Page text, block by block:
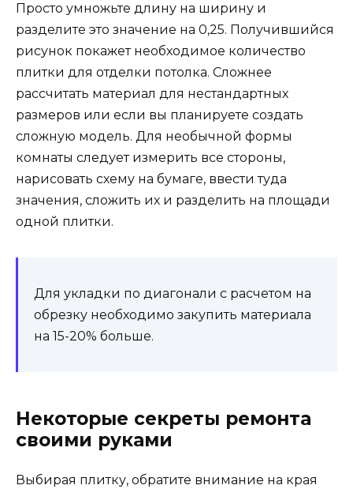
Просто умножьте длину на ширину и
разделите это значение на 0,25. Получившийся
рисунок покажет необходимое количество
плитки для отделки потолка. Сложнее
рассчитать материал для нестандартных
размеров или если вы планируете создать
сложную модель. Для необычной формы
комнаты следует измерить все стороны,
нарисовать схему на бумаге, ввести туда
значения, сложить их и разделить на площади
одной плитки.
Для укладки по диагонали с расчетом на
обрезку необходимо закупить материала
на 15-20% больше.
Некоторые секреты ремонта
своими руками
Выбирая плитку, обратите внимание на края